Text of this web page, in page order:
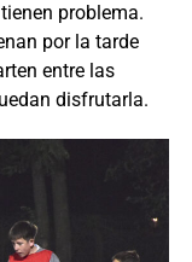
problema.
por la tarde
entre las
disfrutarla.